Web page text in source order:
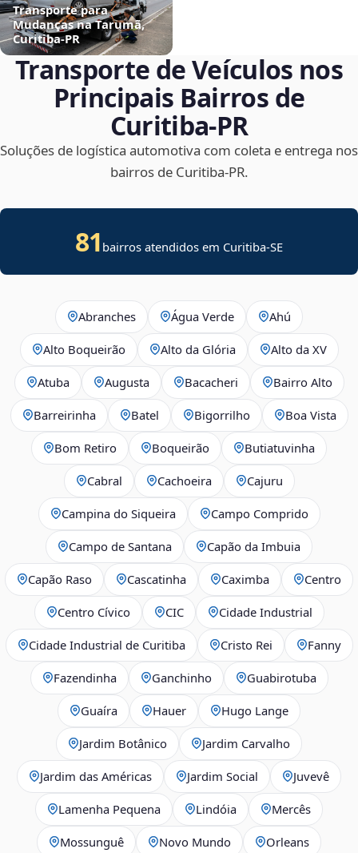
Transporte para
Mudanças na Tarumã,
Curitiba‑PR
Transporte de Veículos nos
Principais Bairros de
Curitiba‑PR
Soluções de logística automotiva com coleta e entrega nos
bairros de Curitiba‑PR.
81 bairros atendidos em Curitiba-SE
Abranches Água Verde Ahú
Alto Boqueirão Alto da Glória Alto da XV
Atuba Augusta Bacacheri Bairro Alto
Barreirinha Batel Bigorrilho Boa Vista
Bom Retiro Boqueirão Butiatuvinha
Cabral Cachoeira Cajuru
Campina do Siqueira Campo Comprido
Campo de Santana Capão da Imbuia
Capão Raso Cascatinha Caximba Centro
Centro Cívico CIC Cidade Industrial
Cidade Industrial de Curitiba Cristo Rei Fanny
Fazendinha Ganchinho Guabirotuba
Guaíra Hauer Hugo Lange
Jardim Botânico Jardim Carvalho
Jardim das Américas Jardim Social Juvevê
Lamenha Pequena Lindóia Mercês
Mossunguê Novo Mundo Orleans